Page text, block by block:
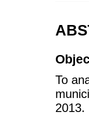
To
2013.